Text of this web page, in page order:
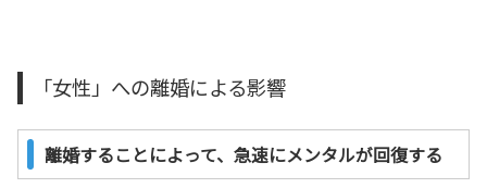
「女性」への離婚による影響
離婚することによって、急速にメンタルが回復する